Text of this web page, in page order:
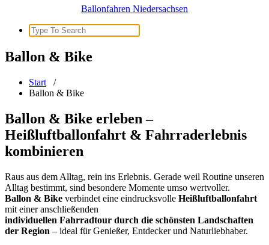
Ballonfahren Niedersachsen
Search
for:
Ballon & Bike
Start /
Ballon & Bike
Ballon & Bike erleben –
Heißluftballonfahrt & Fahrraderlebnis
kombinieren
Raus aus dem Alltag, rein ins Erlebnis. Gerade weil Routine unseren
Alltag bestimmt, sind besondere Momente umso wertvoller.
Ballon & Bike verbindet eine eindrucksvolle Heißluftballonfahrt
mit einer anschließenden
individuellen Fahrradtour durch die schönsten Landschaften
der Region – ideal für Genießer, Entdecker und Naturliebhaber.